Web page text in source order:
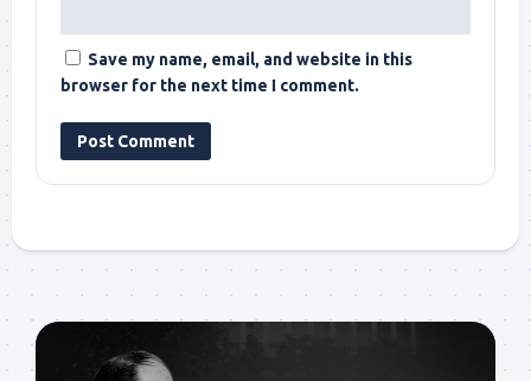
Save my name, email, and website in this
browser for the next time I comment.